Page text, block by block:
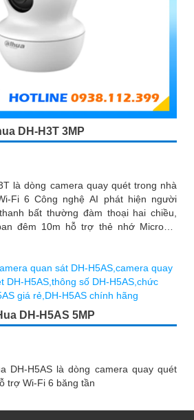
DH-H3T 3MP
là dòng camera quay quét trong nhà
Fi 6 Công nghệ AI phát hiện người
bất thường đàm thoại hai chiều,
đêm 10m hỗ trợ thẻ nhớ MicroSD
DH-H5AS 5MP
DH-H5AS là dòng camera quay quét
trợ Wi-Fi 6 băng tần